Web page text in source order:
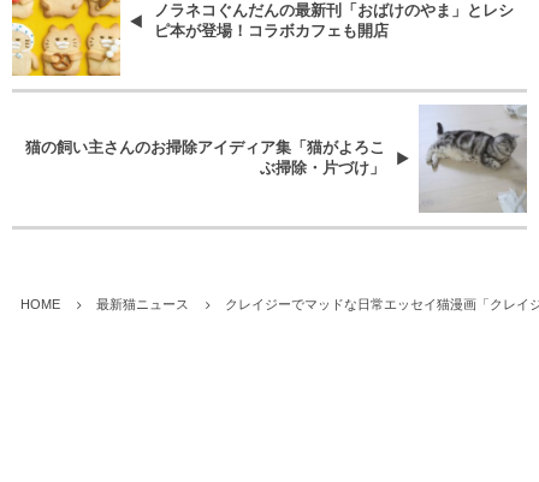
ノラネコぐんだんの最新刊「おばけのやま」とレシ
ピ本が登場！コラボカフェも開店
猫の飼い主さんのお掃除アイディア集「猫がよろこ
ぶ掃除・片づけ」
HOME 最新猫ニュース クレイジーでマッドな日常エッセイ猫漫画「クレイ